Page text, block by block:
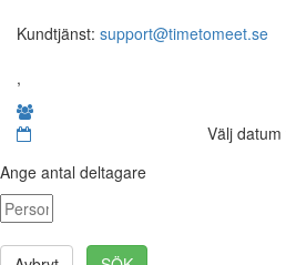
Kundtjänst: support@timetomeet.se
,
Välj
Ange antal deltagare